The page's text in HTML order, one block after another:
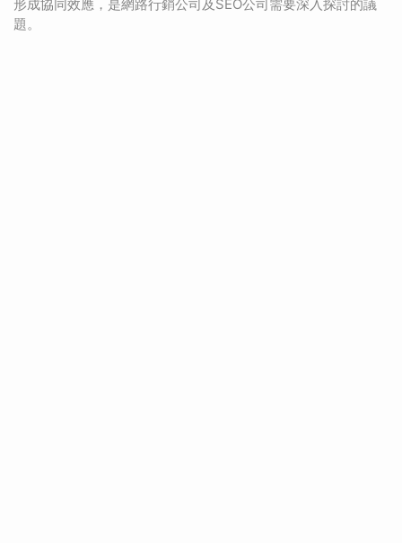
形成協同效應，是網路行銷公司及SEO公司需要深入探討的議
題。